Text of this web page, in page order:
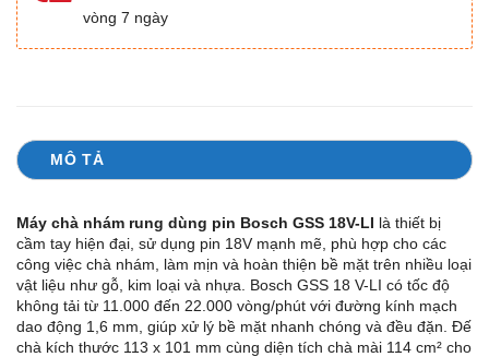
vòng 7 ngày
MÔ TẢ
Máy chà nhám rung dùng pin Bosch GSS 18V-LI là thiết bị
cầm tay hiện đại, sử dụng pin 18V mạnh mẽ, phù hợp cho các
công việc chà nhám, làm mịn và hoàn thiện bề mặt trên nhiều loại
vật liệu như gỗ, kim loại và nhựa. Bosch GSS 18 V-LI có tốc độ
không tải từ 11.000 đến 22.000 vòng/phút với đường kính mạch
dao động 1,6 mm, giúp xử lý bề mặt nhanh chóng và đều đặn. Đế
chà kích thước 113 x 101 mm cùng diện tích chà mài 114 cm² cho